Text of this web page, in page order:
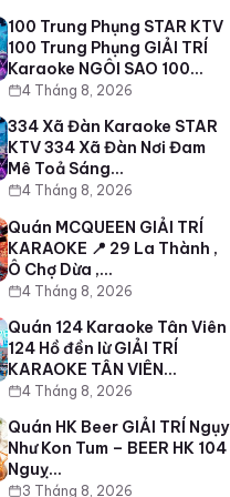
100 Trung Phụng STAR KTV
100 Trung Phụng GIẢI TRÍ
Karaoke NGÔI SAO 100…
4 Tháng 8, 2026
334 Xã Đàn Karaoke STAR
KTV 334 Xã Đàn Nơi Đam
Mê Toả Sáng…
4 Tháng 8, 2026
Quán MCQUEEN GIẢI TRÍ
KARAOKE 📍 29 La Thành ,
Ô Chợ Dừa ,…
4 Tháng 8, 2026
Quán 124 Karaoke Tân Viên
124 Hồ đền lừ GIẢI TRÍ
KARAOKE TÂN VIÊN…
4 Tháng 8, 2026
Quán HK Beer GIẢI TRÍ Ngụy
Như Kon Tum – BEER HK 104
Nguỵ…
3 Tháng 8, 2026